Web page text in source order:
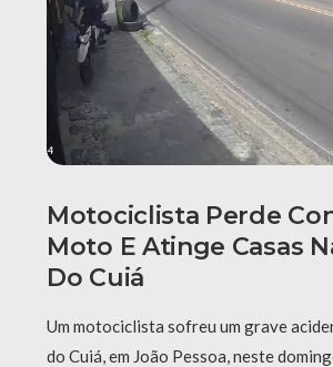
Motociclista Perde
Moto E Atinge Casas
Do Cuiá
Um motociclista sofreu um grave
do Cuiá, em João Pessoa, neste